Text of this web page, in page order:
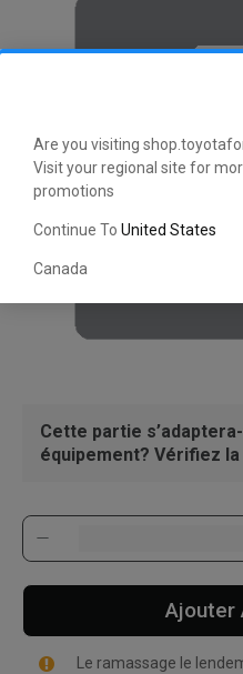
Are you visiting
Visit your regional site for
promotions
Continue To United States
Canada
Cette partie
équipement? Vérifiez
Ajouter
Le ramassage le